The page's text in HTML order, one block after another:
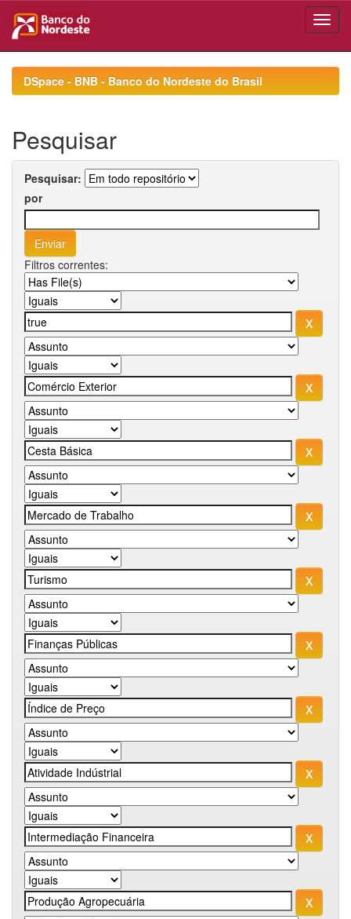
navigationDSpace - BNB - Banco do Nordeste do Brasil
Pesquisar
Pesquisar:
por
Filtros correntes: